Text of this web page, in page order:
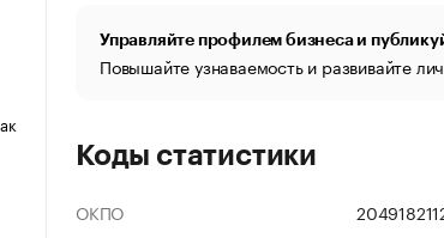
Управляйте профилем бизнеса и
Повышайте узнаваемость и развивайте
Коды статистики
ОКПО